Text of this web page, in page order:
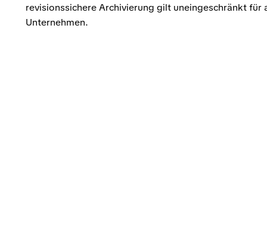
revisionssichere Archivierung gilt uneingeschränkt für
Unternehmen.